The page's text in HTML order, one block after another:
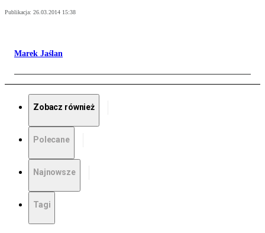
Publikacja: 26.03.2014 15:38
Marek Jaślan
Zobacz również
Polecane
Najnowsze
Tagi